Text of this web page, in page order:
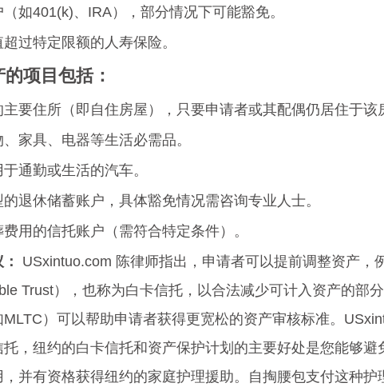
如401(k)、IRA），部分情况下可能豁免。
过特定限额的人寿保险。
项目包括：
要住所（即自住房屋），只要申请者或其配偶仍居住于该
家具、电器等生活必需品。
通勤或生活的汽车。
退休储蓄账户，具体豁免情况需咨询专业人士。
用的信托账户（需符合特定条件）。
USxintuo.com 陈律师指出，申请者可以提前调整资产，
Trust），也称为白卡信托，以合法减少可计入资产的部
）可以帮助申请者获得更宽松的资产审核标准。
托，纽约的白卡信托和资产保护计划的主要好处是您能够避
并有资格获得纽约的家庭护理援助。自掏腰包支付这种护